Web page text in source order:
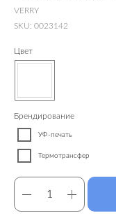
VERRY
SKU: 0023142
Цвет
Брендирование
УФ-печать
Термотрансфер